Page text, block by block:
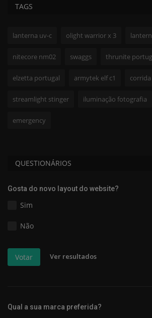
TAGS
lanterna uv-c olight warrior x 3
nitecore nm02 swaggs thrunite
elzetta portugal armytek elf c1 corrida
streamlight stinger iluminação fotografia
emergency
QUESTIONÁRIOS
Gosta do novo layout do website?
Sim
Não
Votar Ver resultados
Qual a sua marca preferida?